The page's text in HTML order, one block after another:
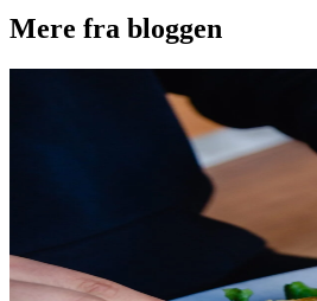
Mere fra bloggen